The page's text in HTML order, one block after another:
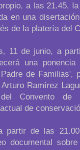
a las 21.45,
en una
de la platería del
11 de junio, a
una
de Familias',
Ramírez
Convento de
de
partir de las
documental